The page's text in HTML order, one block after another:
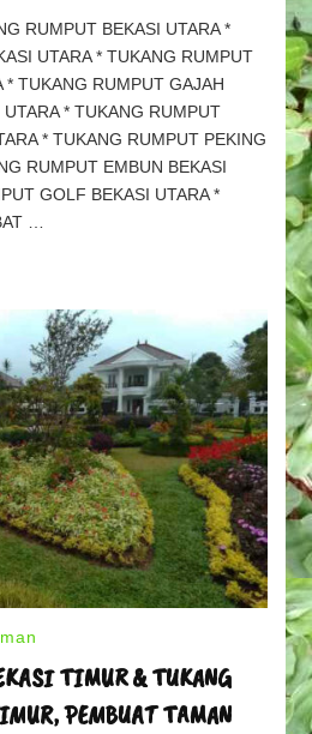
TAMAN
BEKASI
UTARA
&
TUKANG
RUMPUT
BEKASI
UTARA
RUMPUT BEKASI UTARA *
UTARA * TUKANG RUMPUT
* TUKANG RUMPUT GAJAH
* TUKANG RUMPUT
* TUKANG RUMPUT PEKING
RUMPUT EMBUN BEKASI
GOLF BEKASI UTARA *
…
TIMUR & TUKANG
PEMBUAT TAMAN